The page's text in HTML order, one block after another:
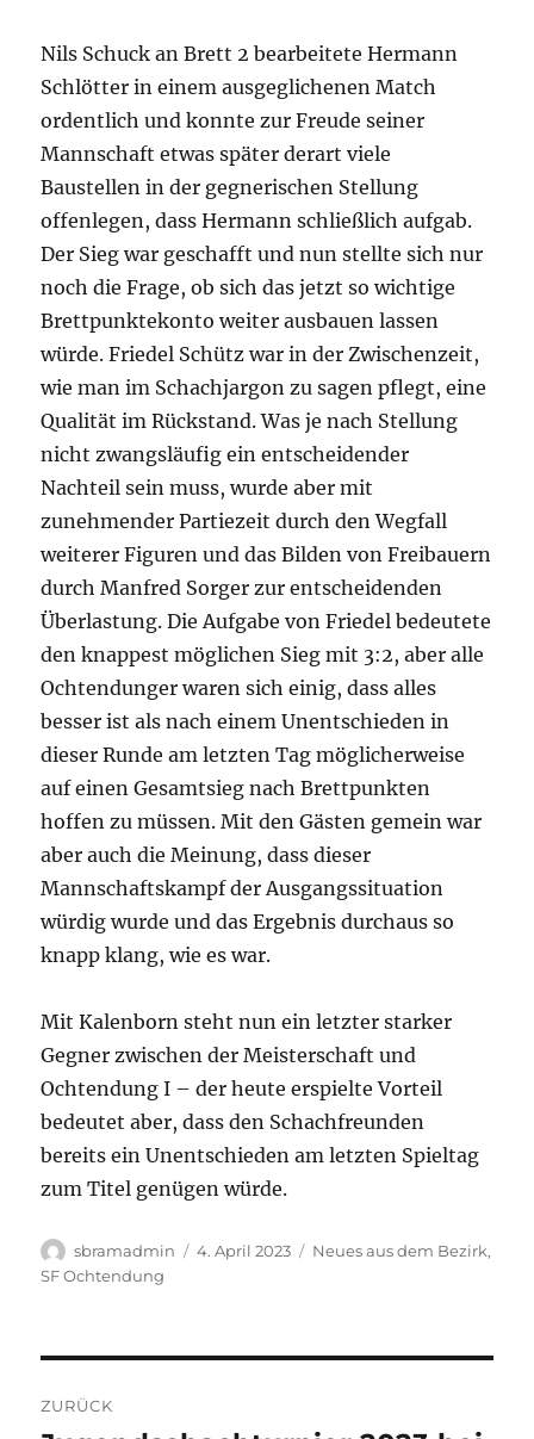
Nils Schuck an Brett 2 bearbeitete Hermann
Schlötter in einem ausgeglichenen Match
ordentlich und konnte zur Freude seiner
Mannschaft etwas später derart viele
Baustellen in der gegnerischen Stellung
offenlegen, dass Hermann schließlich aufgab.
Der Sieg war geschafft und nun stellte sich nur
noch die Frage, ob sich das jetzt so wichtige
Brettpunktekonto weiter ausbauen lassen
würde. Friedel Schütz war in der Zwischenzeit,
wie man im Schachjargon zu sagen pflegt, eine
Qualität im Rückstand. Was je nach Stellung
nicht zwangsläufig ein entscheidender
Nachteil sein muss, wurde aber mit
zunehmender Partiezeit durch den Wegfall
weiterer Figuren und das Bilden von Freibauern
durch Manfred Sorger zur entscheidenden
Überlastung. Die Aufgabe von Friedel bedeutete
den knappest möglichen Sieg mit 3:2, aber alle
Ochtendunger waren sich einig, dass alles
besser ist als nach einem Unentschieden in
dieser Runde am letzten Tag möglicherweise
auf einen Gesamtsieg nach Brettpunkten
hoffen zu müssen. Mit den Gästen gemein war
aber auch die Meinung, dass dieser
Mannschaftskampf der Ausgangssituation
würdig wurde und das Ergebnis durchaus so
knapp klang, wie es war.
Mit Kalenborn steht nun ein letzter starker
Gegner zwischen der Meisterschaft und
Ochtendung I – der heute erspielte Vorteil
bedeutet aber, dass den Schachfreunden
bereits ein Unentschieden am letzten Spieltag
zum Titel genügen würde.
Autor
sbramadmin
Veröffentlicht
4. April 2023 Kategorien
Neues aus dem Bezirk,
SF Ochtendung
ZURÜCK